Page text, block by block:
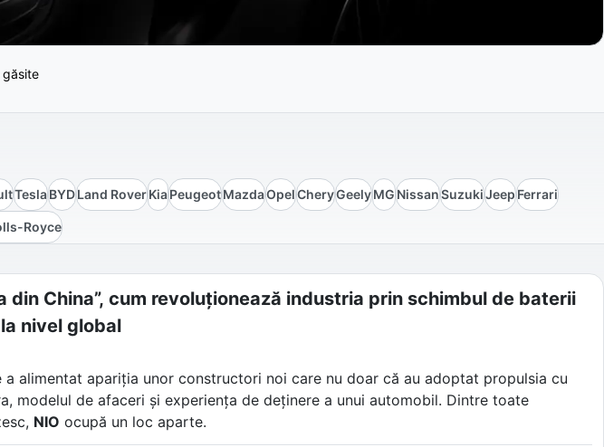
TeslaBYDLand RoverKiaPeugeotMazdaOpelCheryGeelyMGNissanSuzukiJeepFerrari
Royce
din China”, cum revoluționează industria prin schimbul de baterii
nivel global
alimentat apariția unor constructori noi care nu doar că au adoptat propulsia cu
modelul de afaceri și experiența de deținere a unui automobil. Dintre toate
NIO ocupă un loc aparte.